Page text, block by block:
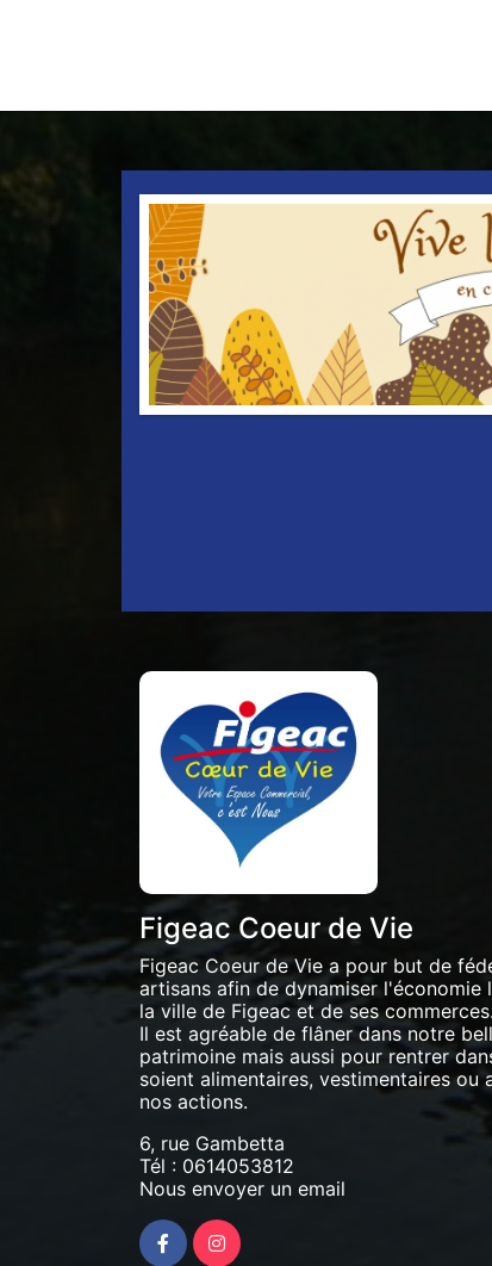
Figeac Coeur de Vie
Figeac Coeur de Vie a pour but de
artisans afin de dynamiser
la ville de Figeac et de ses commerces.
Il est agréable de flâner dans notre
patrimoine mais aussi pour rentrer
soient alimentaires, vestimentaires
nos actions.
6, rue Gambetta
Tél : 0614053812
Nous envoyer un email